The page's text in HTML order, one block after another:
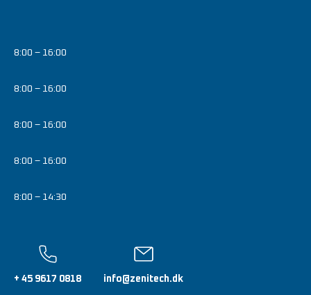
8:00 – 16:00
8:00 – 16:00
8:00 – 16:00
8:00 – 16:00
8:00 – 14:30
+ 45 9617 0818 info@zenitech.dk